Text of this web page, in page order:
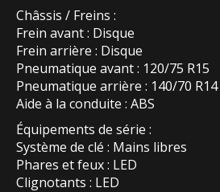
Châssis / Freins :
Frein avant : Disque
Frein arrière : Disque
Pneumatique avant : 120/75 R15
Pneumatique arrière : 140/70 R14
Aide à la conduite : ABS
Équipements de série :
Système de clé : Mains libres
Phares et feux : LED
Clignotants : LED